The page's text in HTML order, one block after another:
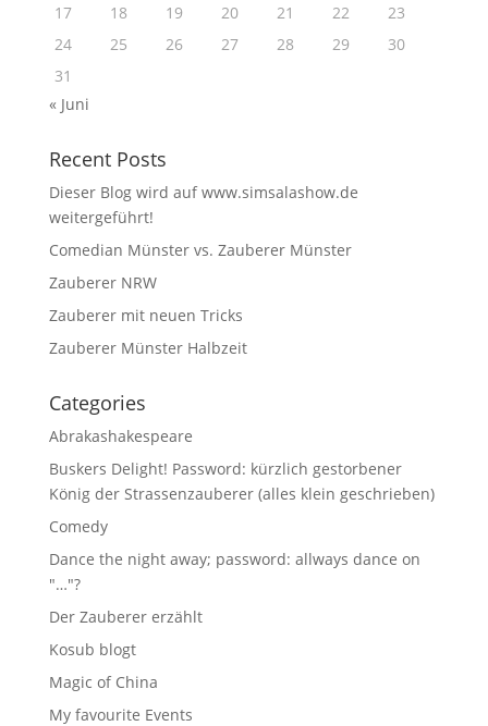
17
18 19 20 21 22
23
24
25 26 27 28 29
30
31
« Juni
Recent Posts
Dieser Blog wird auf www.simsalashow.de
weitergeführt!
Comedian Münster vs. Zauberer Münster
Zauberer NRW
Zauberer mit neuen Tricks
Zauberer Münster Halbzeit
Categories
Abrakashakespeare
Buskers Delight! Password: kürzlich gestorbener
König der Strassenzauberer (alles klein geschrieben)
Comedy
Dance the night away; password: allways dance on
"…"?
Der Zauberer erzählt
Kosub blogt
Magic of China
My favourite Events